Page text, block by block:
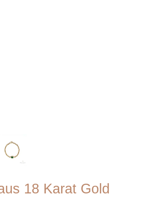
18 Karat Gold